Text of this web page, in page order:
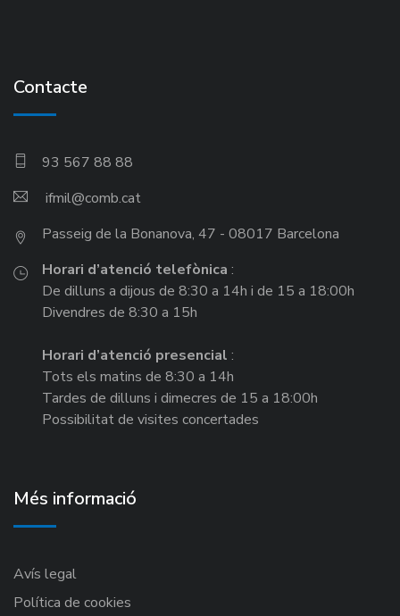
Contacte
93 567 88 88
ifmil
Passeig de la Bonanova, 47 - 08017 Barcelona
Horari d’atenció telefònica :
De dilluns a dijous de 8:30 a 14h i de 15 a 18:00h
Divendres de 8:30 a 15h
Horari d’atenció presencial :
Tots els matins de 8:30 a 14h
Tardes de dilluns i dimecres de 15 a 18:00h
Possibilitat de visites concertades
Més informació
Avís legal
Política de cookies